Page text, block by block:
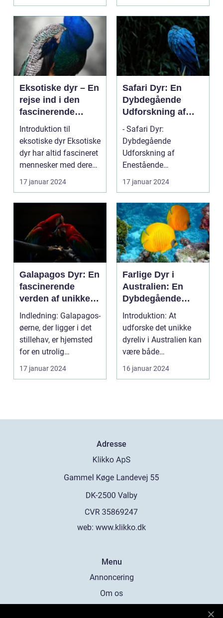
Eksotiske dyr – En
rejse ind i den
fascinerende
verden af unikke
kreaturer
Introduktion til
eksotiske dyr Eksotiske
dyr har altid fascineret
mennesker med deres
særegne udsee...
17 januar 2024
Safari Dyr: En
Dybdegående
Udforskning af
Fænomenet
- Safari Dyr:
Dybdegående
Udforskning af
Enestående
Skabninger H2 -
Præsentation af Safari
Dyr: Sa...
17 januar 2024
Galapagos Dyr: En
fascinerende
verden af unikke
skabninger
Indledning: Galapagos-
øerne, der ligger i det
stillehav, er hjemsted
for en utrolig
mangfoldighed a...
17 januar 2024
Farlige Dyr i
Australien: En
Dybdegående
Undersøgelse
Introduktion: At
udforske det unikke
dyreliv i Australien kan
være både
fascinerende og
skræmmende....
16 januar 2024
Adresse
web: www.klikko.dk
Menu
Annoncering
Om os